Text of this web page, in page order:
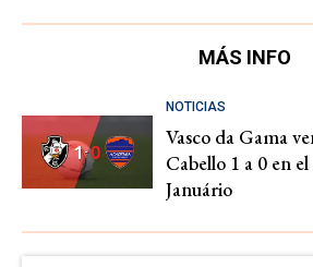
MÁS INFO
NOTICIAS
Vasco da Gama
Cabello 1 a 0 en
Januário